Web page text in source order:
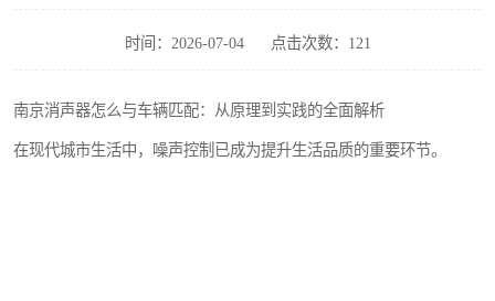
时间：2026-07-04 点击次数：121
南京消声器怎么与车辆匹配：从原理到实践的全面解析
在现代城市生活中，噪声控制已成为提升生活品质的重要环节。